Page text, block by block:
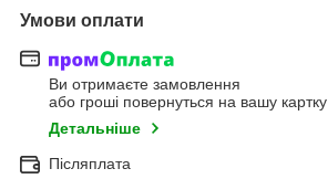
Умови оплати
Ви отримаєте замовлення
або гроші повернуться на вашу картку
Детальніше
Післяплата